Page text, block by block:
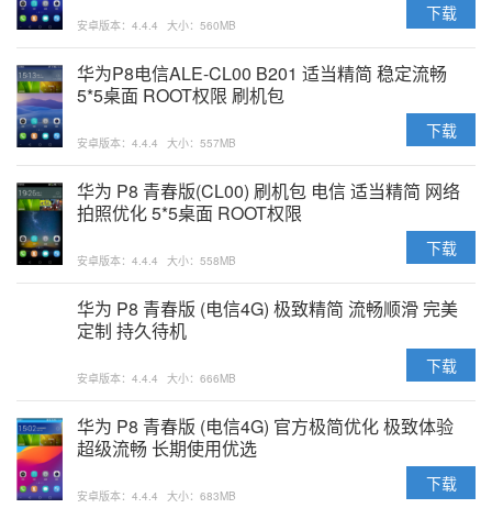
安卓版本：4.4.4 大小：560MB
下载
华为P8电信ALE-CL00 B201 适当精简 稳定流畅
5*5桌面 ROOT权限 刷机包
安卓版本：4.4.4 大小：557MB
下载
华为 P8 青春版(CL00) 刷机包 电信 适当精简 网络
拍照优化 5*5桌面 ROOT权限
安卓版本：4.4.4 大小：558MB
下载
华为 P8 青春版 (电信4G) 极致精简 流畅顺滑 完美
定制 持久待机
安卓版本：4.4.4 大小：666MB
下载
华为 P8 青春版 (电信4G) 官方极简优化 极致体验
超级流畅 长期使用优选
安卓版本：4.4.4 大小：683MB
下载